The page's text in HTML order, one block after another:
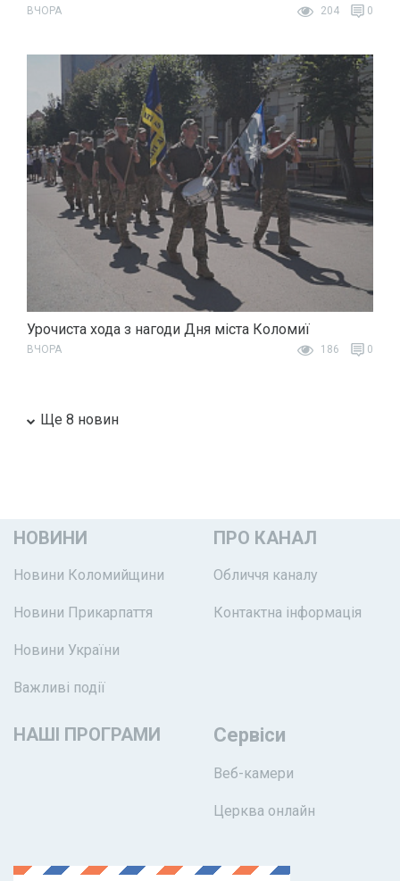
ВЧОРА 204 0
Урочиста хода з нагоди Дня міста Коломиї
ВЧОРА 186 0
Ще 8 новин
НОВИНИ
Новини Коломийщини
Новини Прикарпаття
Новини України
Важливі події
ПРО КАНАЛ
Обличчя каналу
Контактна інформація
НАШІ ПРОГРАМИ Сервіси
Веб-камери
Церква онлайн